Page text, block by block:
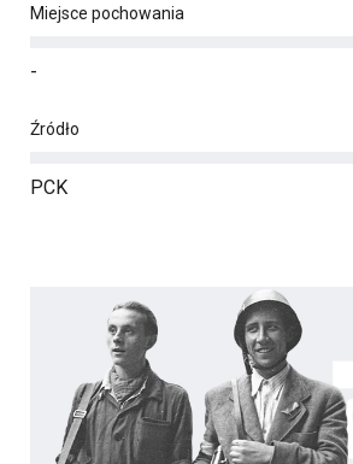
Miejsce pochowania
-
Źródło
PCK